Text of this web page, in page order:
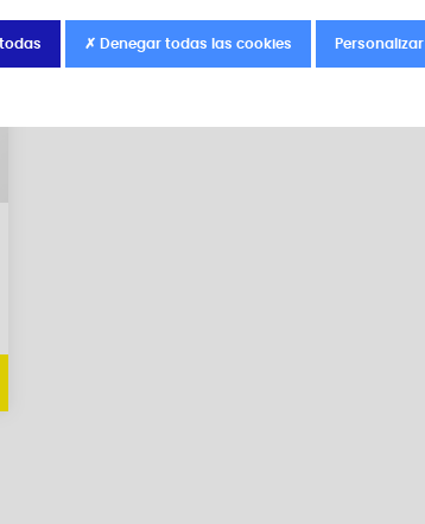
✗ Denegar todas las cookies Personalizar